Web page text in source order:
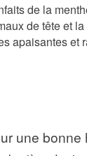
de la
de tête et
apaisantes et
une